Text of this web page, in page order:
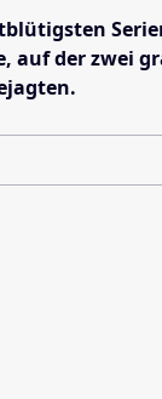
auf der zwei